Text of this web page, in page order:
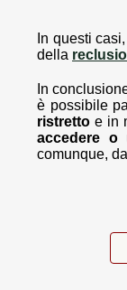
In questi
della
In
è possibile
ristretto e in
accedere o
comunque,